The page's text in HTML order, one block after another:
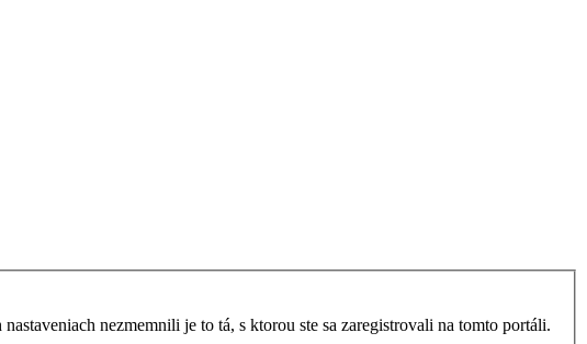
nezmemnili je to tá, s ktorou ste sa zaregistrovali na tomto portáli.